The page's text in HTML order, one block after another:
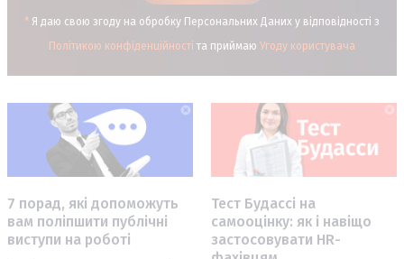
* Я даю свою згоду на обробку Персональних Даних у відповідності з
Політикою конфіденційності та приймаю Угоду користувача
7 порад, які допоможуть
вам поліпшити публічні
виступи на роботі
Тест Будассі на
самооцінку: як і навіщо
застосовувати HR-